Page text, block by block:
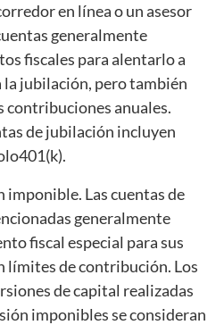
en línea o un asesor
generalmente
fiscales para alentarlo a
jubilación, pero también
contribuciones anuales.
de jubilación incluyen
imponible. Las cuentas de
generalmente
fiscal especial para sus
límites de contribución. Los
de capital realizadas
imponibles se consideran